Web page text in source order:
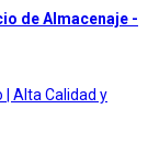
de Almacenaje -